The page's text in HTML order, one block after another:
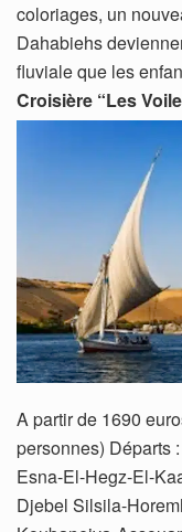
coloriages, un
Dahabiehs
fluviale que les
Croisière “Les
A partir de 1690
personnes) Départs
Esna-El-Hegz-El-
Djebel Silsila-